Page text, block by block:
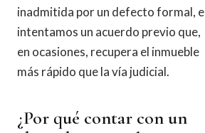
inadmitida por un defecto formal, e
intentamos un acuerdo previo que,
en ocasiones, recupera el inmueble
más rápido que la vía judicial.
¿Por qué contar con un